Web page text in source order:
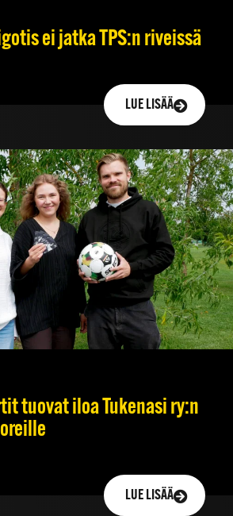
ei jatka TPS:n riveissä
LUE LISÄÄ
tuovat iloa Tukenasi ry:n
LUE LISÄÄ